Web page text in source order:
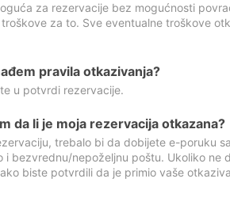
za rezervacije bez mogućnosti
za to. Sve eventualne troškove
pravila otkazivanja?
u potvrdi rezervacije.
da li je moja rezervacija otkazana?
trebalo bi da dobijete e-poruku
i bezvrednu/nepoželjnu poštu. Ukoliko
biste potvrdili da je primio vaše